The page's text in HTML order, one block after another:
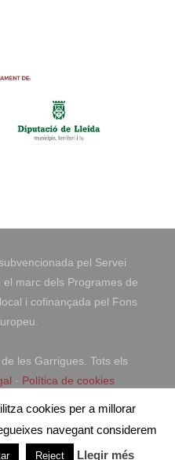
pel Servei
el marc dels Programes de
i cofinançada pel Fons
les Garrigues. Tots els
· Política de cookies
cookies per a millorar
navegant considerem
Reject Llegir més